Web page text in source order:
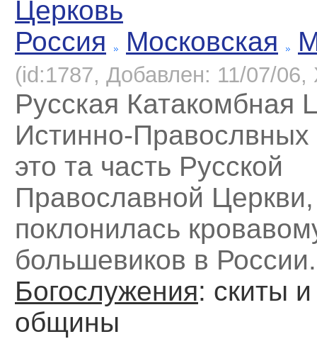
Церковь
Россия
Московская
(id:1787, Добавлен: 11/07/06,
Русская Катакомбная
Истинно-Правослвных
это та часть Русской
Православной
поклонилась
большевиков в России.
Богослужения: скиты
общины